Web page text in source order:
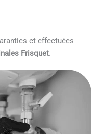
et effectuées
Frisquet.